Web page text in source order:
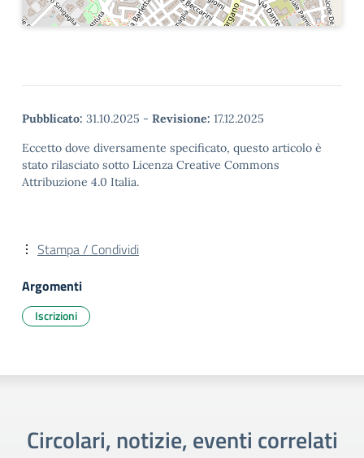
Pubblicato: 31.10.2025 - Revisione: 17.12.2025
Eccetto dove diversamente specificato, questo articolo è
stato rilasciato sotto Licenza Creative Commons
Attribuzione 4.0 Italia.
Stampa / Condividi
Argomenti
Iscrizioni
Circolari, notizie, eventi correlati